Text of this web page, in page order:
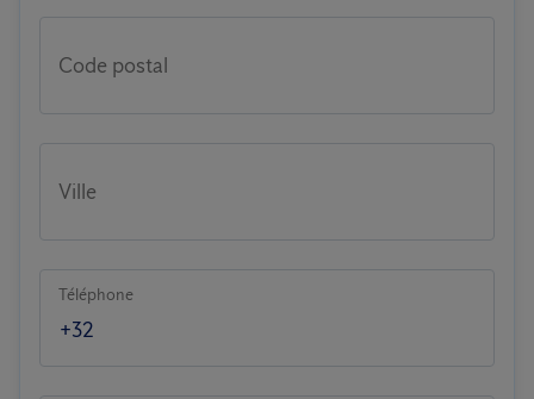
Code postal
Ville
Téléphone